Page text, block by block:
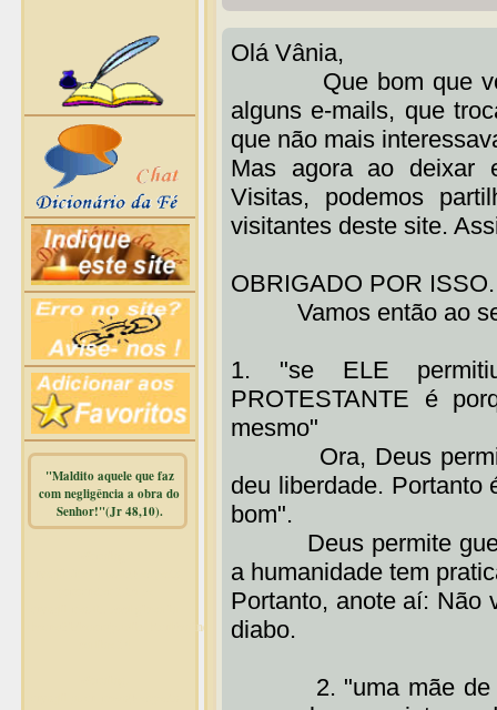
"Maldito aquele que faz
com negligência a obra do
Senhor!"(Jr 48,10).
/home/dicionar/public_html/online.php
Olá Vânia,
Que bom que você
alguns e-mails, que
que não mais
Mas agora ao deixar
Visitas, podemos
visitantes deste site.
OBRIGADO POR ISSO.
Vamos então ao
1. "se ELE
PROTESTANTE é
mesmo"
Ora, Deus permite
deu liberdade. Portanto
bom".
Deus permite
a humanidade tem
Portanto, anote aí: Não
diabo.
2. "uma mãe de